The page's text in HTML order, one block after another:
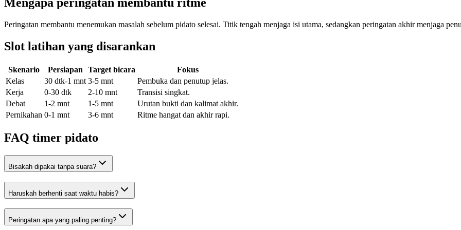
Peringatan membantu menemukan masalah sebelum pidato selesai. Titik tengah menjaga isi utama, sedangkan peringatan akhir menjaga
Slot latihan yang disarankan
Skenario Persiapan Target bicara
Fokus
Kelas
30 dtk-1 mnt 3-5 mnt
Pembuka dan penutup jelas.
Kerja
0-30 dtk 2-10 mnt
Transisi singkat.
Debat
1-2 mnt 1-5 mnt
Urutan bukti dan kalimat akhir.
Pernikahan 0-1 mnt 3-6 mnt Ritme hangat dan akhir rapi.
FAQ timer pidato
Bisakah dipakai tanpa suara?
Haruskah berhenti saat waktu habis?
Peringatan apa yang paling penting?